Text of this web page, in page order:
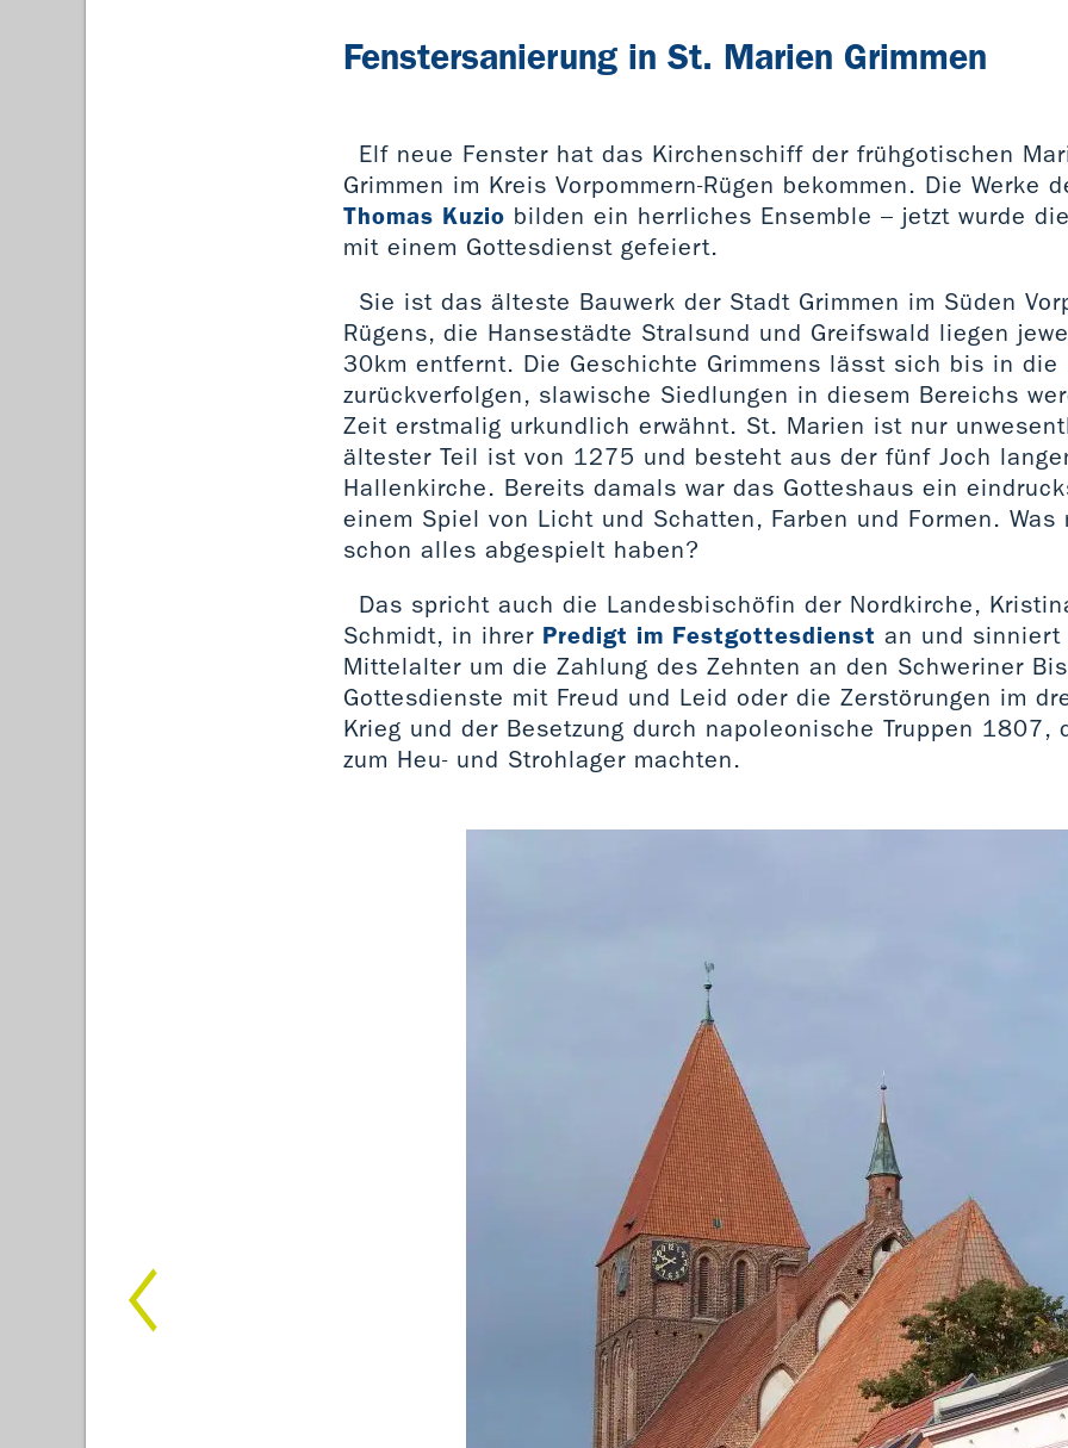
Fenstersanierung in St. Marien Grimmen
Elf neue Fenster hat das Kirchenschiff der frühgotischen
Grimmen im Kreis Vorpommern-Rügen bekommen. Die Werke
Thomas Kuzio bilden ein herrliches Ensemble – jetzt wurde
mit einem Gottesdienst gefeiert.
Sie ist das älteste Bauwerk der Stadt Grimmen im Süden
Rügens, die Hansestädte Stralsund und Greifswald liegen
30km entfernt. Die Geschichte Grimmens lässt sich bis in die
zurückverfolgen, slawische Siedlungen in diesem Bereichs
Zeit erstmalig urkundlich erwähnt. St. Marien ist nur
ältester Teil ist von 1275 und besteht aus der fünf Joch
Hallenkirche. Bereits damals war das Gotteshaus ein
einem Spiel von Licht und Schatten, Farben und Formen. Was
schon alles abgespielt haben?
Das spricht auch die Landesbischöfin der Nordkirche,
Schmidt, in ihrer Predigt im Festgottesdienst an und sinniert
Mittelalter um die Zahlung des Zehnten an den Schweriner
Gottesdienste mit Freud und Leid oder die Zerstörungen im
Krieg und der Besetzung durch napoleonische Truppen 1807,
zum Heu- und Strohlager machten.